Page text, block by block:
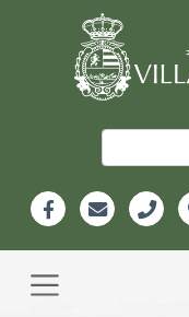
Información
Header
navigation